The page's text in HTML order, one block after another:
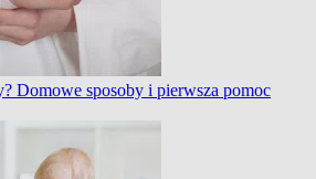
Domowe sposoby i pierwsza pomoc